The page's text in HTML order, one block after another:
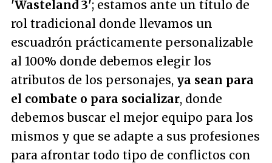
'Wasteland 3'; estamos ante un título de
rol tradicional donde llevamos un
escuadrón prácticamente personalizable
al 100% donde debemos elegir los
atributos de los personajes, ya sean para
el combate o para socializar, donde
debemos buscar el mejor equipo para los
mismos y que se adapte a sus profesiones
para afrontar todo tipo de conflictos con